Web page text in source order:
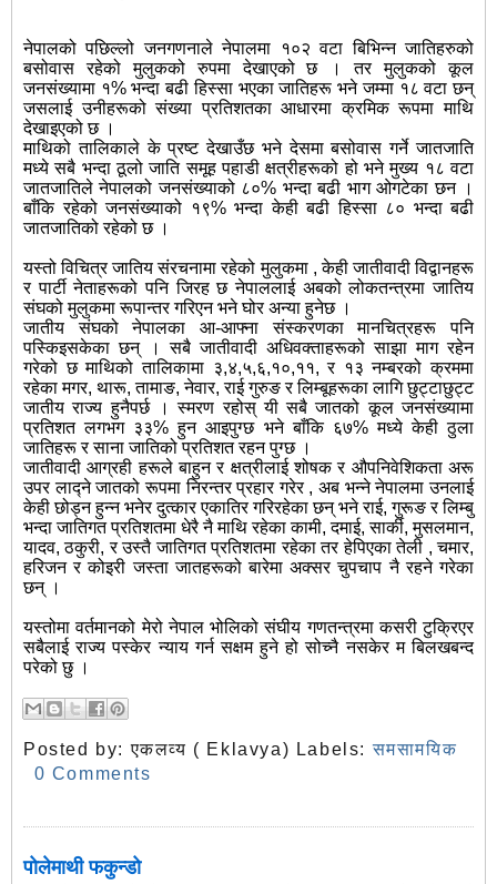
नेपालको पछिल्लो जनगणनाले नेपालमा १०२ वटा बिभिन्न जातिहरुको
बसोवास रहेको मुलुकको रुपमा देखाएको छ । तर मुलुकको कूल
जनसंख्यामा १% भन्दा बढी हिस्सा भएका जातिहरू भने जम्मा १८ वटा छन्
जसलाई उनीहरूको संख्या प्रतिशतका आधारमा क्रमिक रूपमा माथि
देखाइएको छ ।
माथिको तालिकाले के प्रष्ट देखाउँछ भने देसमा बसोवास गर्ने जातजाति
मध्ये सबै भन्दा ठूलो जाति समूह पहाडी क्षत्रीहरूको हो भने मुख्य १८ वटा
जातजातिले नेपालको जनसंख्याको ८०% भन्दा बढी भाग ओगटेका छन ।
बाँकि रहेको जनसंख्याको १९% भन्दा केही बढी हिस्सा ८० भन्दा बढी
जातजातिको रहेको छ ।
यस्तो विचित्र जातिय संरचनामा रहेको मुलुकमा , केही जातीवादी विद्वानहरू
र पार्टी नेताहरूको पनि जिरह छ नेपाललाई अबको लोकतन्त्रमा जातिय
संघको मुलुकमा रूपान्तर गरिएन भने घोर अन्या हुनेछ ।
जातीय संघको नेपालका आ-आफ्ना संस्करणका मानचित्रहरू पनि
पस्किइसकेका छन् । सबै जातीवादी अधिवक्ताहरूको साझा माग रहेन
गरेको छ माथिको तालिकामा ३,४,५,६,१०,११, र १३ नम्बरको क्रममा
रहेका मगर, थारू, तामाङ, नेवार, राई गुरुङ र लिम्बूहरूका लागि छुट्टाछुट्ट
जातीय राज्य हुनैपर्छ । स्मरण रहोस् यी सबै जातको कूल जनसंख्यामा
प्रतिशत लगभग ३३% हुन आइपुग्छ भने बाँकि ६७% मध्ये केही ठुला
जातिहरू र साना जातिको प्रतिशत रहन पुग्छ ।
जातीवादी आग्रही हरूले बाहुन र क्षत्रीलाई शोषक र औपनिवेशिकता अरू
उपर लाद्ने जातको रूपमा निरन्तर प्रहार गरेर , अब भन्ने नेपालमा उनलाई
केही छोड्न हुन्न भनेर दुत्कार एकातिर गरिरहेका छन् भने राई, गुरूङ र लिम्बु
भन्दा जातिगत प्रतिशतमा धेरै नै माथि रहेका कामी, दमाई, सार्की, मुसलमान,
यादव, ठकुरी, र उस्तै जातिगत प्रतिशतमा रहेका तर हेपिएका तेली , चमार,
हरिजन र कोइरी जस्ता जातहरूको बारेमा अक्सर चुपचाप नै रहने गरेका
छन् ।
यस्तोमा वर्तमानको मेरो नेपाल भोलिको संघीय गणतन्त्रमा कसरी टुक्रिएर
सबैलाई राज्य पस्केर न्याय गर्न सक्षम हुने हो सोच्नै नसकेर म बिलखबन्द
परेको छु ।
Posted by:एकलव्य ( Eklavya) Labels:समसामयिक
0 Comments
पोलेमाथी फकुन्डो